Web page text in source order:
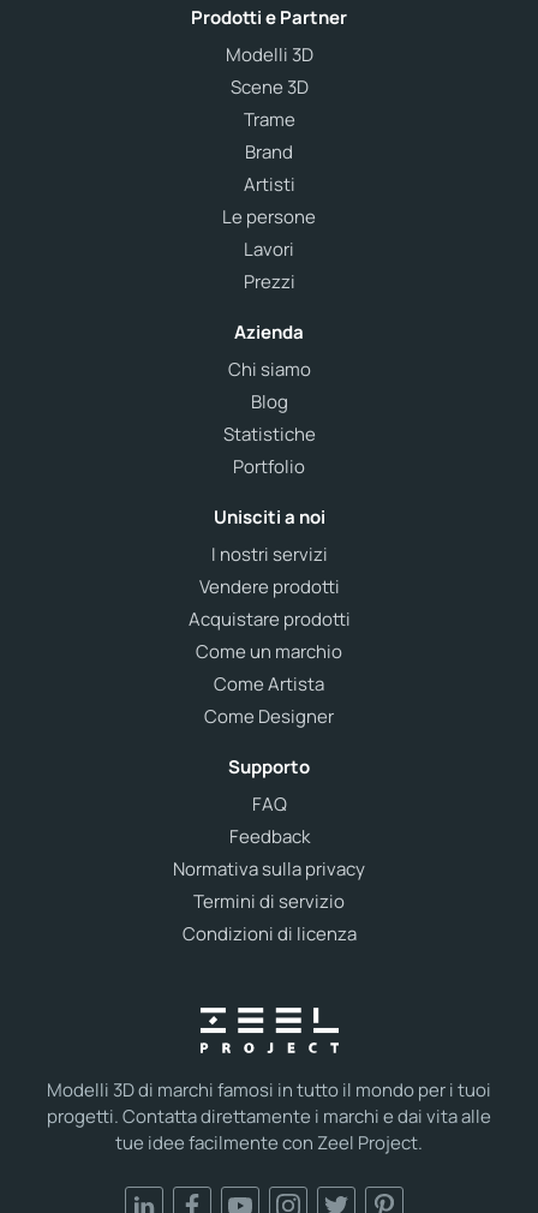
Modelli 3D di marchi famosi in tutto il mondo per i tuoi
progetti. Contatta direttamente i marchi e dai vita alle
tue idee facilmente con Zeel Project.
Prodotti e Partner
Modelli 3D
Scene 3D
Trame
Brand
Artisti
Le persone
Lavori
Prezzi
Azienda
Chi siamo
Blog
Statistiche
Portfolio
Unisciti a noi
I nostri servizi
Vendere prodotti
Acquistare prodotti
Come un marchio
Come Artista
Come Designer
Supporto
FAQ
Feedback
Normativa sulla privacy
Termini di servizio
Condizioni di licenza